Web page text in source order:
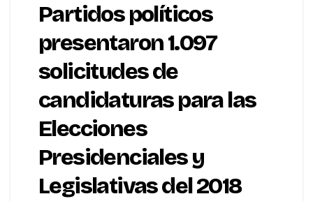
Partidos políticos
presentaron 1.097
solicitudes de
candidaturas para las
Elecciones
Presidenciales y
Legislativas del 2018